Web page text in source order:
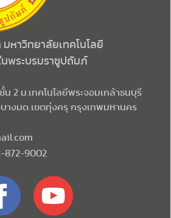
หาวิทยาลัยเทคโนโลยี
นพระบรมราชูปถัมภ์
น 2 ม.เทคโนโลยีพระจอมเกล้าธนบุรี
างมด เขตทุ่งครุ กรุงเทพมหานคร
872-9002